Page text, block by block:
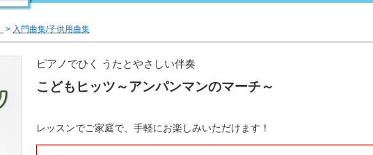
> 入門曲集/子供用曲集
ピアノでひく うたとやさしい伴奏
こどもヒッツ～アンパンマンのマーチ～
レッスンでご家庭で、手軽にお楽しみいただけます！